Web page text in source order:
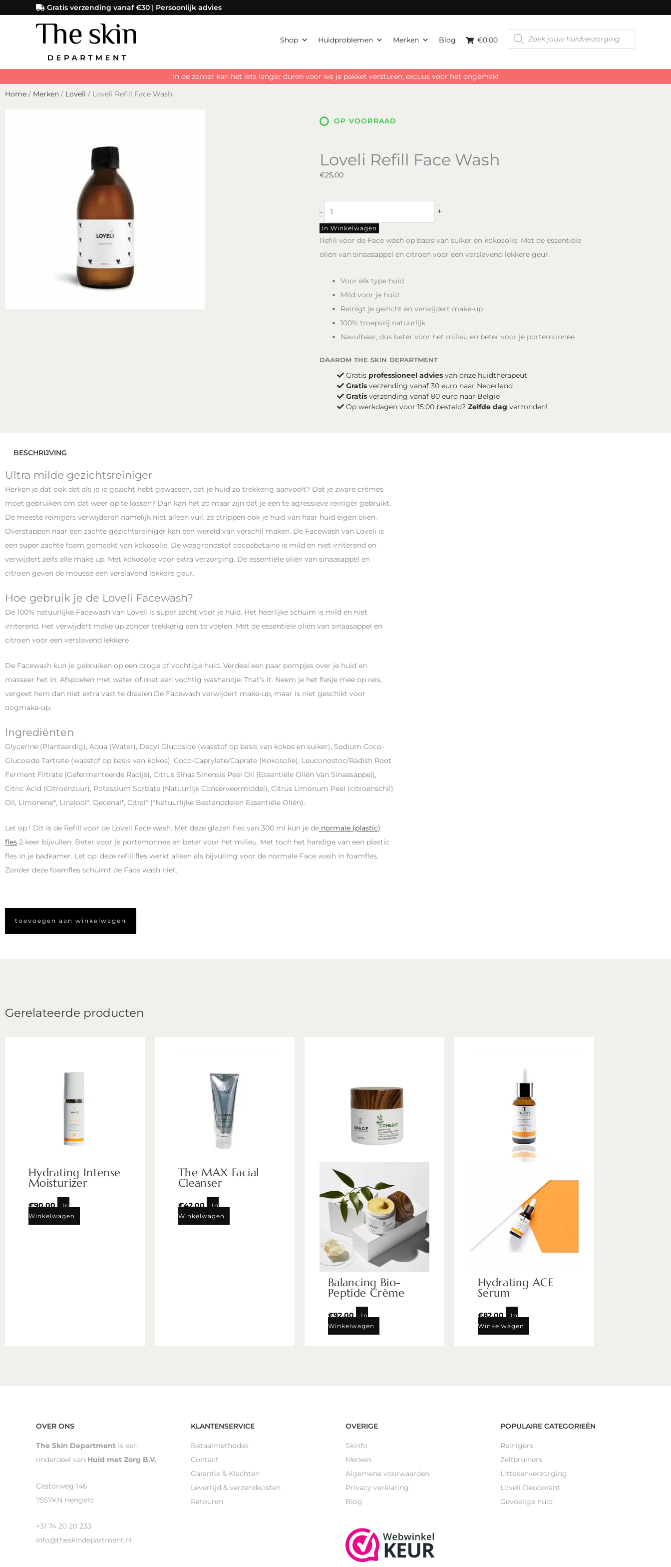
naar
Gratis verzending vanaf €30 | Persoonlijk advies
Shop Huidproblemen Merken Blog €0,00
Producten
zoeken
In de zomer kan het iets langer duren voor we je pakket versturen, excuus voor het ongemak!
Home / Merken / Loveli / Loveli Refill Face Wash
OP VOORRAAD
Loveli Refill Face Wash
€25,00
-
Refill
Face
Wash
+
In Winkelwagen
Refill voor de Face wash op basis van suiker en kokosolie. Met de essentiële
oliën van sinaasappel en citroen voor een verslavend lekkere geur.
Voor elk type huid
Mild voor je huid
Reinigt je gezicht en verwijdert make-up
100% troepvrij natuurlijk
Navulbaar, dus beter voor het milieu en beter voor je portemonnee
daarom the skin department
Gratis professioneel advies van onze huidtherapeut
Gratis verzending vanaf 30 euro naar Nederland
Gratis verzending vanaf 80 euro naar België
Op werkdagen voor 15:00 besteld? Zelfde dag verzonden!
BESCHRIJVING
Ultra milde gezichtsreiniger
Herken je dat ook dat als je je gezicht hebt gewassen, dat je huid zo trekkerig aanvoelt? Dat je zware crèmes
moet gebruiken om dat weer op te lossen? Dan kan het zo maar zijn dat je een te agressieve reiniger gebruikt.
De meeste reinigers verwijderen namelijk niet alleen vuil, ze strippen ook je huid van haar huid eigen oliën.
Overstappen naar een zachte gezichtsreiniger kan een wereld van verschil maken. De Facewash van Loveli is
een super zachte foam gemaakt van kokosolie. De wasgrondstof cocosbetaïne is mild en niet irriterend en
verwijdert zelfs alle make up. Met kokosolie voor extra verzorging. De essentiële oliën van sinaasappel en
citroen geven de mousse een verslavend lekkere geur.
Hoe gebruik je de Loveli Facewash?
De 100% natuurlijke Facewash van Loveli is super zacht voor je huid. Het heerlijke schuim is mild en niet
irriterend. Het verwijdert make up zonder trekkerig aan te voelen. Met de essentiële oliën van sinaasappel en
citroen voor een verslavend lekkere
De Facewash kun je gebruiken op een droge of vochtige huid. Verdeel een paar pompjes over je huid en
masseer het in. Afspoelen met water of met een vochtig washandje. That’s it. Neem je het flesje mee op reis,
vergeet hem dan niet extra vast te draaien.De Facewash verwijdert make-up, maar is niet geschikt voor
oogmake-up.
Ingrediënten
Glycerine (Plantaardig), Aqua (Water), Decyl Glucoside (wasstof op basis van kokos en suiker), Sodium Coco-
Glucoside Tartrate (wasstof op basis van kokos), Coco-Caprylate/Caprate (Kokosolie), Leuconostoc/Radish Root
Ferment Filtrate (Gefermenteerde Radijs), Citrus Sinas Sinensis Peel Oil (Essentiële Oliën Van Sinaasappel),
Citric Acid (Citroenzuur), Potassium Sorbate (Natuurlijk Conserveermiddel), Citrus Limonum Peel (citroenschil)
Oil, Limonene*, Linalool*, Decenal*, Citral* (*Natuurlijke Bestanddelen Essentiële Oliën).
Let op ! Dit is de Refill voor de Loveli Face wash. Met deze glazen fles van 300 ml kun je de normale (plastic)
fles 2 keer bijvullen. Beter voor je portemonnee en beter voor het milieu. Met toch het handige van een plastic
fles in je badkamer. Let op: deze refill fles werkt alleen als bijvulling voor de normale Face wash in foamfles.
Zonder deze foamfles schuimt de Face wash niet.
toevoegen aan winkelwagen
Gerelateerde producten
Hydrating Intense
Moisturizer
€90,00
In
Winkelwagen
The MAX Facial
Cleanser
€42,00
In
Winkelwagen
Balancing Bio-
Peptide Crème
€92,00
In
Winkelwagen
Hydrating ACE
Serum
€82,00
In
Winkelwagen
OVER ONS
The Skin Department is een
onderdeel van Huid met Zorg B.V.
Castorweg 146
7557KN Hengelo
+31 74 20 20 233
info@theskindepartment.nl
KLANTENSERVICE
Betaalmethodes
Contact
Garantie & Klachten
Levertijd & verzendkosten
Retouren
OVERIGE
Skinfo
Merken
Algemene voorwaarden
Privacy verklaring
Blog
POPULAIRE CATEGORIEËN
Reinigers
Zelfbruiners
Littekenverzorging
Loveli Deodorant
Gevoelige huid